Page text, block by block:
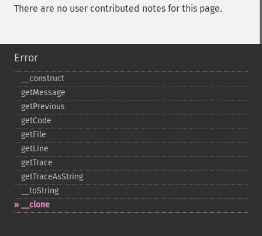
There are no user contributed notes for this page.
Error
_​_​construct
getMessage
getPrevious
getCode
getFile
getLine
getTrace
getTraceAsString
_​_​toString
_​_​clone